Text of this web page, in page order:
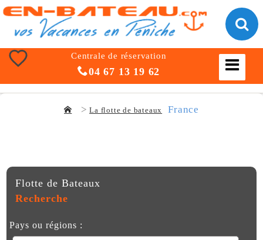
Centrale de réservation
04 67 13 19 62
La flotte de bateaux France
Flotte de Bateaux
Recherche
Pays ou régions :